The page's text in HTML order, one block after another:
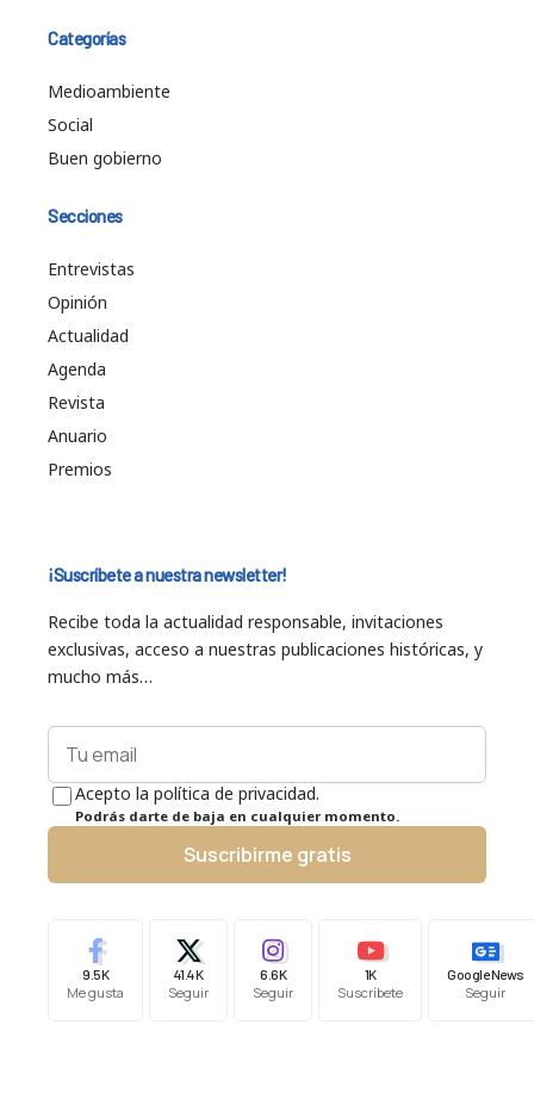
Categorías
Medioambiente
Social
Buen gobierno
Secciones
Entrevistas
Opinión
Actualidad
Agenda
Revista
Anuario
Premios
¡Suscríbete a nuestra newsletter!
Recibe toda la actualidad responsable, invitaciones
exclusivas, acceso a nuestras publicaciones históricas, y
mucho más…
Acepto la política de privacidad.
Podrás darte de baja en cualquier momento.
Suscribirme gratis
9.5K
Me gusta
41.4K
Seguir
6.6K
Seguir
1K
Suscríbete
Google News
Seguir